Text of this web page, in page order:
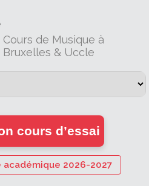
Cours de Musique à
Bruxelles & Uccle
cours d’essai
académique 2026-2027